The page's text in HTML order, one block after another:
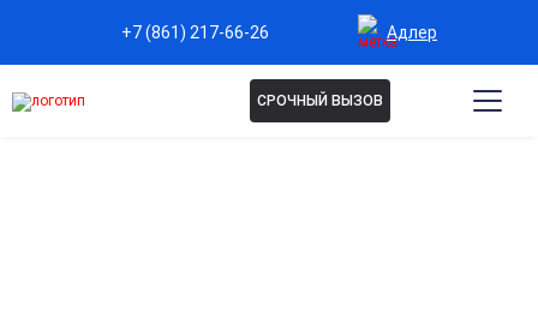
+7 (861) 217-66-26 Адлер
СРОЧНЫЙ ВЫЗОВ